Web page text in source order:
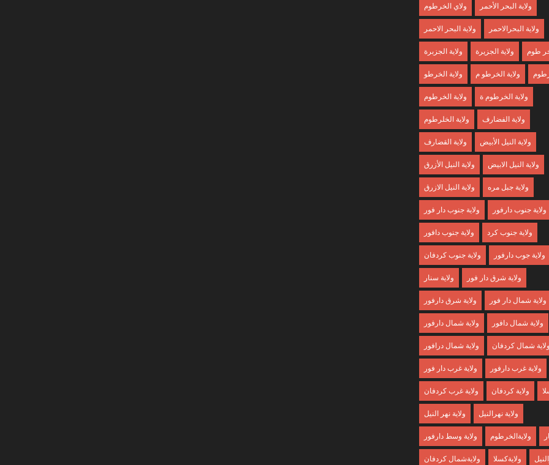
ولاي الخرطوم ولاية البحر الأحمر
ولاية البحر الاحمر ولاية البحرالاحمر
ولاية الجزبرة ولاية الجزيرة طوم
ولاية الخرطو ولاية الخرطو م
ولاية الخرطوم ولاية الخرطوم ة
ولاية الخلرطوم ولاية الفضارف
ولاية القضارف ولاية النيل الأبيض
ولاية النيل الأزرق ولاية النيل الابيض
ولاية النيل الازرق ولاية جبل مره
ولاية جنوب دار فور ولاية جنوب دارفور
ولاية جنوب دافور ولاية جنوب كرد
ولاية جنوب كردفان ولاية جوب دارفور
ولاية سنار ولاية شرق دار فور
ولاية شرق دارفور ولاية شمال دار فور
ولاية شمال دارفور ولاية شمال دافور
ولاية شمال درافور ولاية شمال كردفان
ولاية غرب دار فور ولاية غرب دارفور
ولاية غرب كردفان ولاية كردفان
ولاية نهر النيل ولاية نهرالنيل
ولاية وسط دارفور ولايةالخرطوم
ولايةشمال كردفان ولايةكسلا